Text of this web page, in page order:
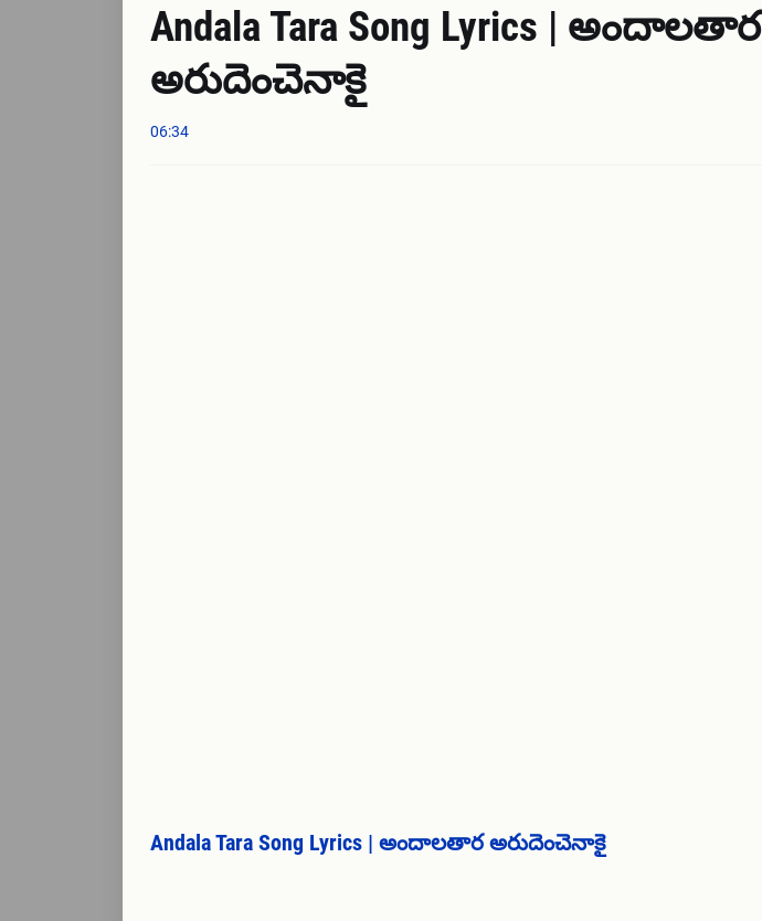
Andala Tara Song Lyrics | అందాలతార
అరుదెంచెనాకై
06:34
Andala Tara Song Lyrics | అందాలతార అరుదెంచెనాకై